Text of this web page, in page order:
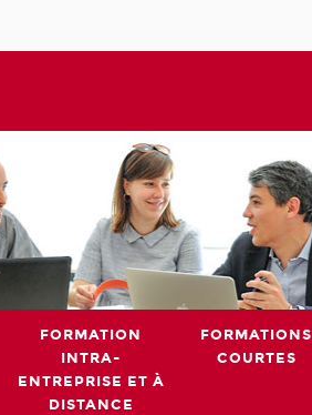
FORMATION
INTRA-
ENTREPRISE ET À
DISTANCE
FORMATIONS
COURTES